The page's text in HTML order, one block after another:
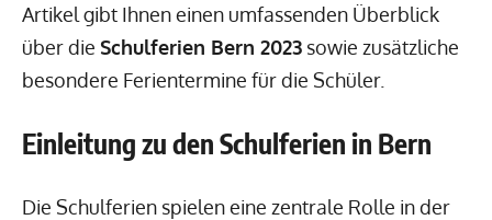
Artikel gibt Ihnen einen umfassenden Überblick
über die Schulferien Bern 2023 sowie zusätzliche
besondere Ferientermine für die Schüler.
Einleitung zu den Schulferien in Bern
Die Schulferien spielen eine zentrale Rolle in der